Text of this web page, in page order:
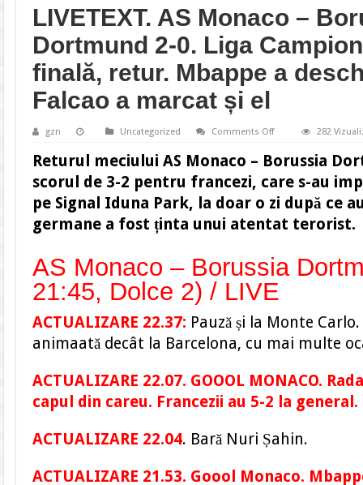
LIVETEXT. AS Monaco –
Dortmund 2-0. Liga
finală, retur. Mbappe a
Falcao a marcat și el
gzn Uncategorized Comments Offon
Monaco
Borussia
Dortmund
2-
Liga
de
finală,
retur.
Mbappe
a
scorul!
Falcao
a
marcat
el
282
Returul meciului AS Monaco – Borussia
scorul de 3-2 pentru francezi, care s-au
pe Signal Iduna Park, la doar o zi după ce
germane a fost ținta unui atentat terorist.
AS Monaco – Borussia
21:45, Dolce 2) / LIVE
ACTUALIZARE 22.37: Pauză și la Monte
animaată decât la Barcelona, cu mai multe
ACTUALIZARE 22.07. GOOOL MONACO.
capul din careu. Francezii au 5-2 la general.
ACTUALIZARE 22.04. Bară Nuri Șahin.
ACTUALIZARE 21.53. Goool Monaco.